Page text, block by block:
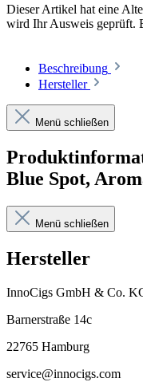
Dieser Artikel hat eine
wird Ihr Ausweis geprüft.
Beschreibung
Hersteller
Menü schließen
Blue Spot,
Menü schließen
Hersteller
InnoCigs GmbH & Co.
Barnerstraße 14c
22765 Hamburg
service@innocigs.com